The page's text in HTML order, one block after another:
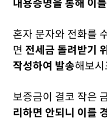
내용증명을 통해 이
혼자 문자와 전화를
면전세금 돌려받기
작성하여 발송해보시
보증금이 결코 작은
리하면 안되니 이를